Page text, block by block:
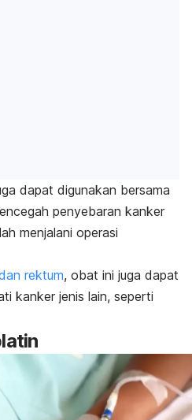
dapat digunakan bersama
penyebaran kanker
menjalani operasi
rektum, obat ini juga dapat
kanker jenis lain, seperti